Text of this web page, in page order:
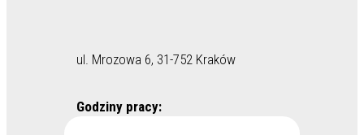
ul. Mrozowa 6, 31-752 Kraków
Godziny pracy: